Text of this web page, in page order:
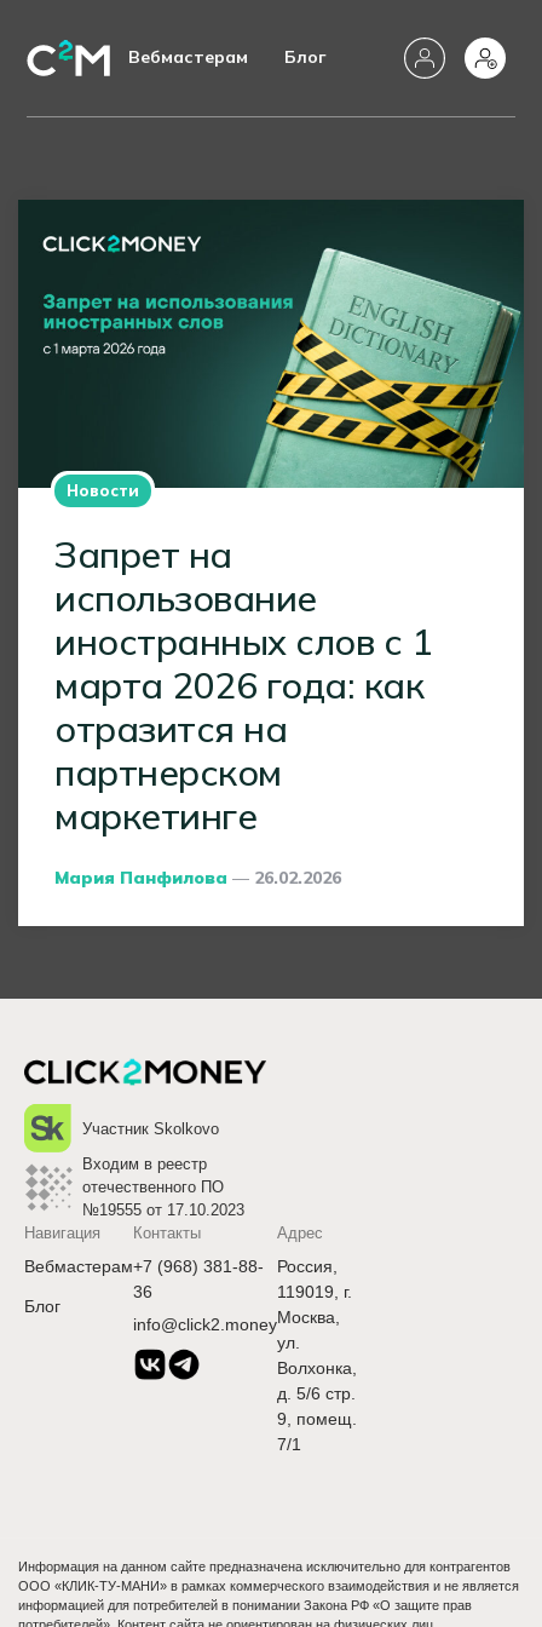
Вебмастерам Блог
Новости
Запрет на
использование
иностранных слов с 1
марта 2026 года: как
отразится на
партнерском
маркетинге
Posted
Мария Панфилова 26.02.2026
Участник Skolkovo
Входим в реестр
отечественного ПО
№19555 от 17.10.2023
Навигация
Вебмастерам
Блог
Контакты
+7 (968) 381-88-
36
info@click2.money
Адрес
Россия,
119019, г.
Москва,
ул.
Волхонка,
д. 5/6 стр.
9, помещ.
7/1
Информация на данном сайте предназначена исключительно для контрагентов
ООО «КЛИК-ТУ-МАНИ» в рамках коммерческого взаимодействия и не является
информацией для потребителей в понимании Закона РФ «О защите прав